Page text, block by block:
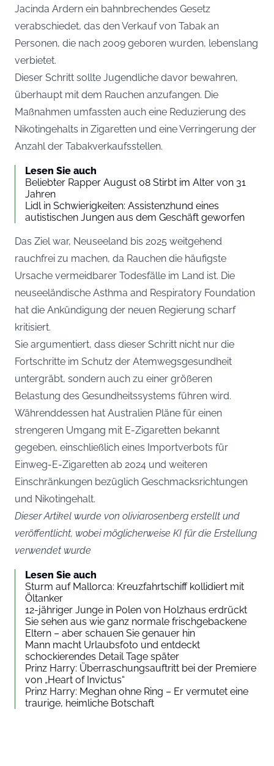
Jacinda Ardern ein bahnbrechendes Gesetz
verabschiedet, das den Verkauf von Tabak an
Personen, die nach 2009 geboren wurden, lebenslang
verbietet.
Dieser Schritt sollte Jugendliche davor bewahren,
überhaupt mit dem Rauchen anzufangen. Die
Maßnahmen umfassten auch eine Reduzierung des
Nikotingehalts in Zigaretten und eine Verringerung der
Anzahl der Tabakverkaufsstellen.
Lesen Sie auch
Beliebter Rapper August 08 Stirbt im Alter von 31
Jahren
Lidl in Schwierigkeiten: Assistenzhund eines
autistischen Jungen aus dem Geschäft geworfen
Das Ziel war, Neuseeland bis 2025 weitgehend
rauchfrei zu machen, da Rauchen die häufigste
Ursache vermeidbarer Todesfälle im Land ist. Die
neuseeländische Asthma and Respiratory Foundation
hat die Ankündigung der neuen Regierung scharf
kritisiert.
Sie argumentiert, dass dieser Schritt nicht nur die
Fortschritte im Schutz der Atemwegsgesundheit
untergräbt, sondern auch zu einer größeren
Belastung des Gesundheitssystems führen wird.
Währenddessen hat Australien Pläne für einen
strengeren Umgang mit E-Zigaretten bekannt
gegeben, einschließlich eines Importverbots für
Einweg-E-Zigaretten ab 2024 und weiteren
Einschränkungen bezüglich Geschmacksrichtungen
und Nikotingehalt.
Dieser Artikel wurde von oliviarosenberg erstellt und
veröffentlicht, wobei möglicherweise KI für die Erstellung
verwendet wurde
Lesen Sie auch
Sturm auf Mallorca: Kreuzfahrtschiff kollidiert mit
Öltanker
12-jähriger Junge in Polen von Holzhaus erdrückt
Sie sehen aus wie ganz normale frischgebackene
Eltern – aber schauen Sie genauer hin
Mann macht Urlaubsfoto und entdeckt
schockierendes Detail Tage später
Prinz Harry: Überraschungsauftritt bei der Premiere
von „Heart of Invictus“
Prinz Harry: Meghan ohne Ring – Er vermutet eine
traurige, heimliche Botschaft